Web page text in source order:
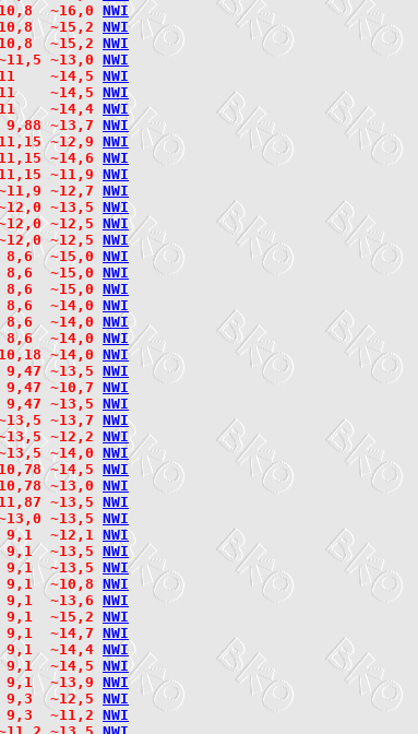
~16,0 NWI
~15,2 NWI
~15,2 NWI
~13,0
NWI
~14,5 NWI
11    ~14,5 NWI
~14,4 NWI
~13,7 NWI
~12,9 NWI
~14,6 NWI
~11,9 NWI
~12,7 NWI
~13,5 NWI
~12,5 NWI
~12,5 NWI
8,6  ~15,0 NWI
8,6  ~15,0 NWI
8,6  ~15,0 NWI
8,6  ~14,0 NWI
8,6  ~14,0 NWI
8,6  ~14,0 NWI
~14,0 NWI
~13,5 NWI
~10,7 NWI
~13,5 NWI
~13,7 NWI
~12,2 NWI
~14,0 NWI
~14,5 NWI
~13,0 NWI
~13,5 NWI
~13,5 NWI
9,1  ~12,1 NWI
9,1  ~13,5 NWI
9,1  ~13,5 NWI
9,1  ~10,8 NWI
9,1  ~13,6 NWI
9,1  ~15,2 NWI
9,1  ~14,7 NWI
9,1  ~14,4 NWI
9,1  ~14,5 NWI
9,1  ~13,9 NWI
9,3  ~12,5 NWI
9,3  ~11,2 NWI